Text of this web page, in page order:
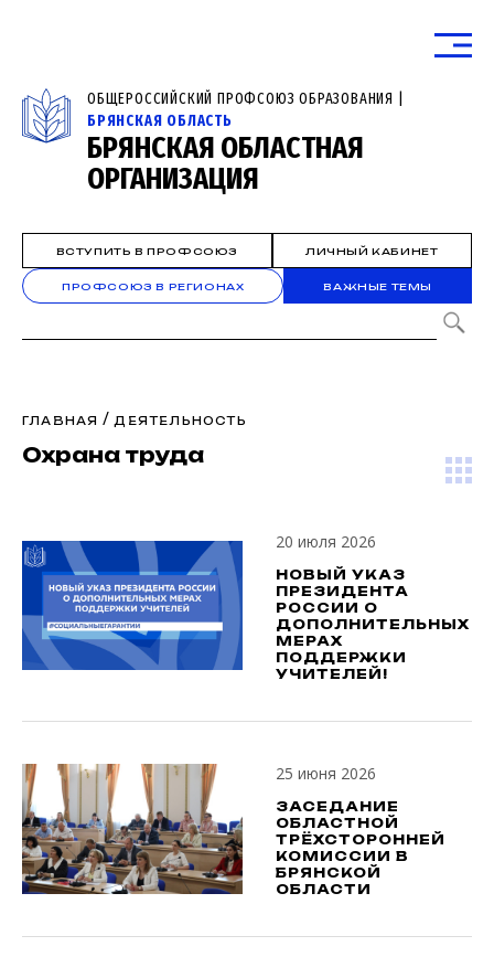
ОБЩЕРОССИЙСКИЙ ПРОФСОЮЗ ОБРАЗОВАНИЯ |
БРЯНСКАЯ ОБЛАСТЬ
БРЯНСКАЯ ОБЛАСТНАЯ
ОРГАНИЗАЦИЯ
ВСТУПИТЬ В ПРОФСОЮЗ ЛИЧНЫЙ КАБИНЕТ
ПРОФСОЮЗ В РЕГИОНАХ ВАЖНЫЕ ТЕМЫ
ГЛАВНАЯ /ДЕЯТЕЛЬНОСТЬ
Охрана труда
20 июля 2026
НОВЫЙ УКАЗ
ПРЕЗИДЕНТА
РОССИИ О
ДОПОЛНИТЕЛЬНЫХ
МЕРАХ
ПОДДЕРЖКИ
УЧИТЕЛЕЙ!
25 июня 2026
ЗАСЕДАНИЕ
ОБЛАСТНОЙ
ТРЁХСТОРОННЕЙ
КОМИССИИ В
БРЯНСКОЙ
ОБЛАСТИ